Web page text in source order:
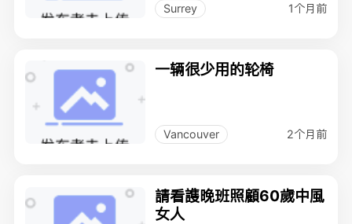
Surrey 1个月前
一辆很少用的轮椅
Vancouver 2个月前
請看謢晚班照顧60歲中風
女人